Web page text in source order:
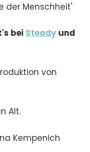
der Menschheit'
bei Steady und
von
Alt.
Kempenich